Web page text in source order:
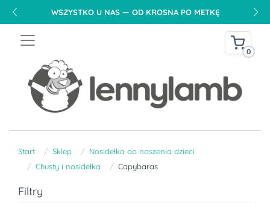
WSZYSTKO U NAS — OD KROSNA PO METKĘ
0
Start Sklep
Nosidełka do noszenia dzieci
Chusty i nosidełka
Capybaras
Filtry